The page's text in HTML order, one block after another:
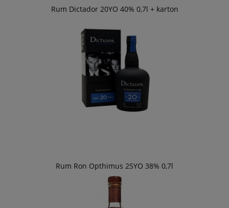
Rum Dictador 20YO 40% 0,7l + karton
Rum Ron Opthimus 25YO 38% 0,7l